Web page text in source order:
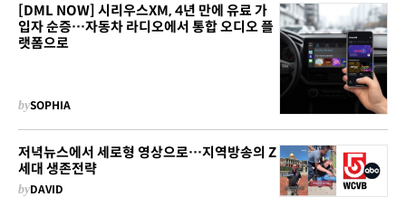
[DML NOW] 시리우스XM, 4년 만에 유료 가
입자 순증…자동차 라디오에서 통합 오디오 플
랫폼으로
bySOPHIA
저녁뉴스에서 세로형 영상으로…지역방송의 Z
세대 생존전략
byDAVID